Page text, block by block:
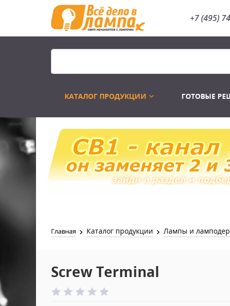
+7 (495)
КАТАЛОГ ПРОДУКЦИИ
Распродажа Лампы
ГОТОВЫЕ
Главная Каталог продукции Лампы и
Screw Terminal